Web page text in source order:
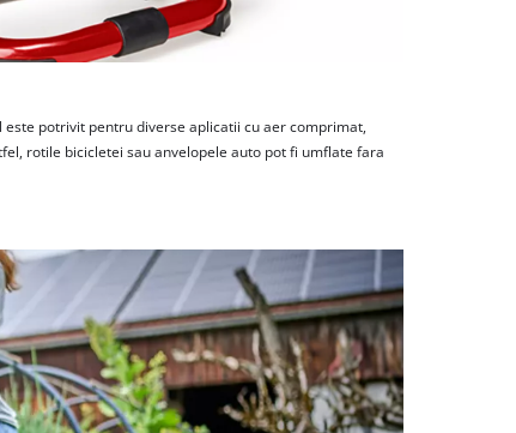
potrivit pentru diverse aplicatii cu aer comprimat,
rotile bicicletei sau anvelopele auto pot fi umflate fara